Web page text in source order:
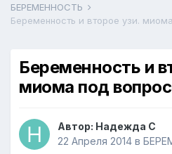
БЕРЕМЕННОСТЬ
Беременность и второе узи.
Беременность и
миома под
Автор: Надежда С
22 Апреля 2014 в